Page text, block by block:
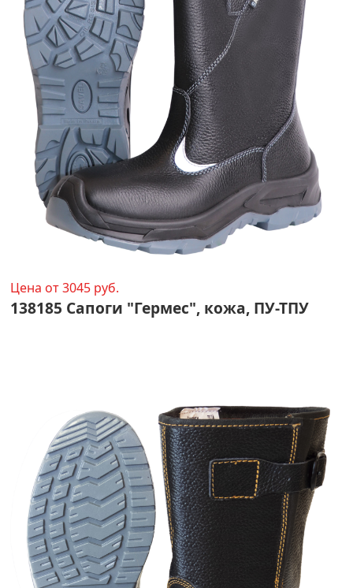
Цена от 3045 руб.
138185 Сапоги "Гермес", кожа, ПУ-ТПУ